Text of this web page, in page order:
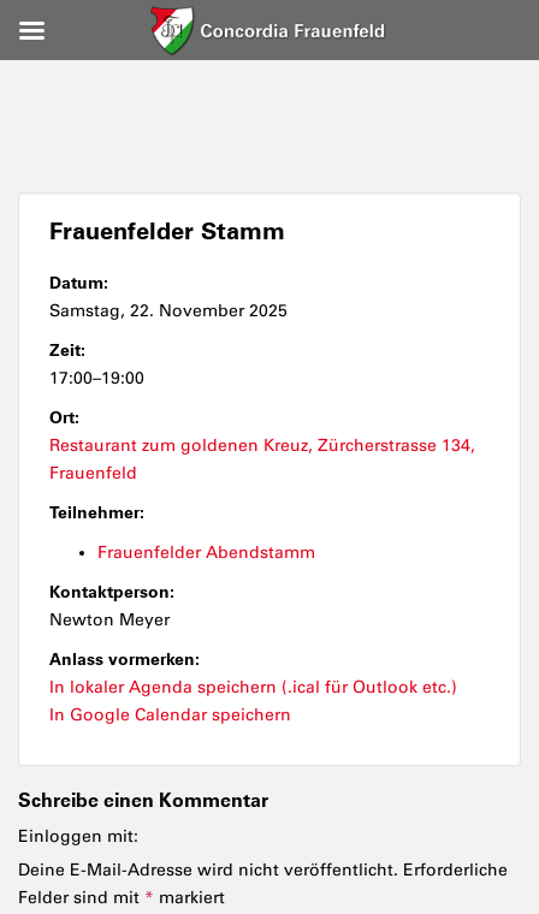
Frauenfelder Stamm
Datum:
Samstag, 22. November 2025
Zeit:
17:00–19:00
Ort:
Restaurant zum goldenen Kreuz, Zürcherstrasse 134,
Frauenfeld
Teilnehmer:
Frauenfelder Abendstamm
Kontaktperson:
Newton Meyer
Anlass vormerken:
In lokaler Agenda speichern (.ical für Outlook etc.)
In Google Calendar speichern
Schreibe einen Kommentar
Einloggen mit:
Deine E-Mail-Adresse wird nicht veröffentlicht. Erforderliche
Felder sind mit * markiert